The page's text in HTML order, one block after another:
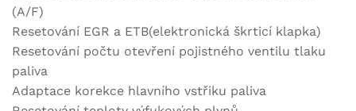
(A/F)
Resetování EGR a ETB(elektronická škrticí klapka)
Resetování počtu otevření pojistného ventilu tlaku
paliva
Adaptace korekce hlavního vstřiku paliva